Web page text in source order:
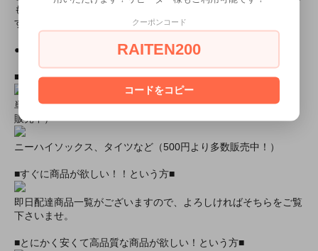
も、撮影環境によって画像の色に差異が生じる場合がございま
す。
●モデル身長● 81cm
■おすすめオプション小物類■
単品カチューシャやネコ耳などの小物類（1000円程度より多数
販売中）
ニーハイソックス、タイツなど（500円より多数販売中！）
■すぐに商品が欲しい！！という方■
即日配達商品一覧がございますので、よろしければそちらをご覧
下さいませ。
■とにかく安くて高品質な商品が欲しい！という方■
クーポンコード
RAITEN200
コードをコピー